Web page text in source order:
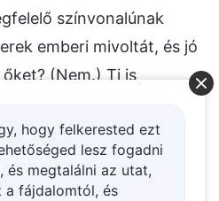
színvonalúnak
emberi mivoltát, és jó
(Nem.) Ti is
hogy Isten
akarnak belőle,
a testvérek ruhákat
hogy felkerested ezt
lesz fogadni
és megtalálni az utat,
a fájdalomtól, és